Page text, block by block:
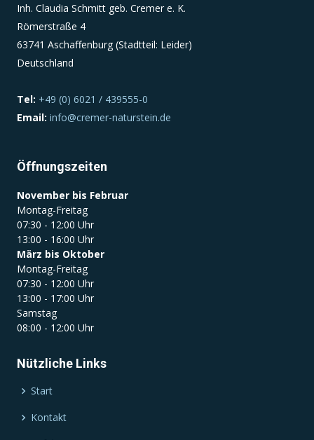
Inh. Claudia Schmitt geb. Cremer e. K.
Römerstraße 4
63741 Aschaffenburg (Stadtteil: Leider)
Deutschland
Tel: +49 (0) 6021 / 439555-0
Email: info@cremer-naturstein.de
Öffnungszeiten
November bis Februar
Montag-Freitag
07:30 - 12:00 Uhr
13:00 - 16:00 Uhr
März bis Oktober
Montag-Freitag
07:30 - 12:00 Uhr
13:00 - 17:00 Uhr
Samstag
08:00 - 12:00 Uhr
Nützliche Links
Start
Kontakt